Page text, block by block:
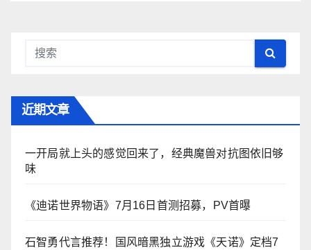
近期文章
一开局就上头的感觉回来了，经典魔兽对抗图依旧够
味
《迪诺世界物语》7月16日首测招募，PV首曝
石智勇代言推荐！国风暗黑独立游戏《天诺》定档7